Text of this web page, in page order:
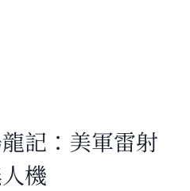
記：美軍雷射
機